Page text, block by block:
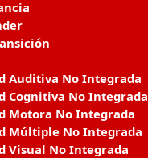
Auditiva No Integrada
Cognitiva No Integrada
Motora No Integrada
Múltiple No Integrada
Visual No Integrada